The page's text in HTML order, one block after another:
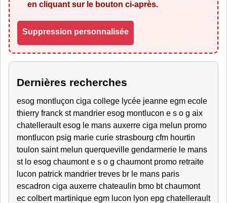
en cliquant sur le bouton ci-après.
Suppression personnalisée
Dernières recherches
esog montluçon ciga college lycée jeanne egm ecole
thierry franck st mandrier esog montlucon e s o g aix
chatellerault esog le mans auxerre ciga melun promo
montlucon psig marie curie strasbourg cfm hourtin
toulon saint melun querqueville gendarmerie le mans
st lo esog chaumont e s o g chaumont promo retraite
lucon patrick mandrier treves br le mans paris
escadron ciga auxerre chateaulin bmo bt chaumont
ec colbert martinique egm lucon lyon epg chatellerault